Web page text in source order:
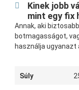
Kinek jobb
mint egy fix
Annak, aki
botmagasságot,
használja ugyanazt
Súly